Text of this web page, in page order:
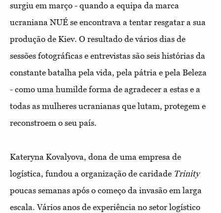
surgiu em março - quando a equipa da marca
ucraniana NUÉ se encontrava a tentar resgatar a sua
produção de Kiev. O resultado de vários dias de
sessões fotográficas e entrevistas são seis histórias da
constante batalha pela vida, pela pátria e pela Beleza
- como uma humilde forma de agradecer a estas e a
todas as mulheres ucranianas que lutam, protegem e
reconstroem o seu país.
Kateryna Kovalyova, dona de uma empresa de
logística, fundou a organização de caridade Trinity
poucas semanas após o começo da invasão em larga
escala. Vários anos de experiência no setor logístico